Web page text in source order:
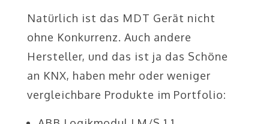
Natürlich ist das MDT Gerät nicht
ohne Konkurrenz. Auch andere
Hersteller, und das ist ja das Schöne
an KNX, haben mehr oder weniger
vergleichbare Produkte im Portfolio: